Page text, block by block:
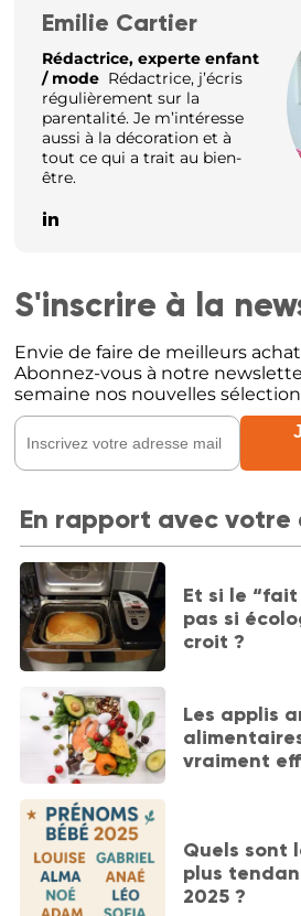
Emilie Cartier
Rédactrice, experte enfant
/ mode Rédactrice, j’écris
régulièrement sur la
parentalité. Je m’intéresse
aussi à la décoration et à
tout ce qui a trait au bien-
être.
S'inscrire à la
Envie de faire de meilleurs
Abonnez-vous à notre
semaine nos nouvelles
En rapport avec votre
Et si le “fait
pas si
croit ?
Les applis
vraiment
Quels sont
plus
2025 ?